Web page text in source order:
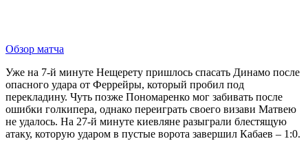
Обзор матча
Уже на 7-й минуте Нещерету пришлось спасать Динамо после
опасного удара от Феррейры, который пробил под
перекладину. Чуть позже Пономаренко мог забивать после
ошибки голкипера, однако переиграть своего визави Матвею
не удалось. На 27-й минуте киевляне разыграли блестящую
атаку, которую ударом в пустые ворота завершил Кабаев – 1:0.